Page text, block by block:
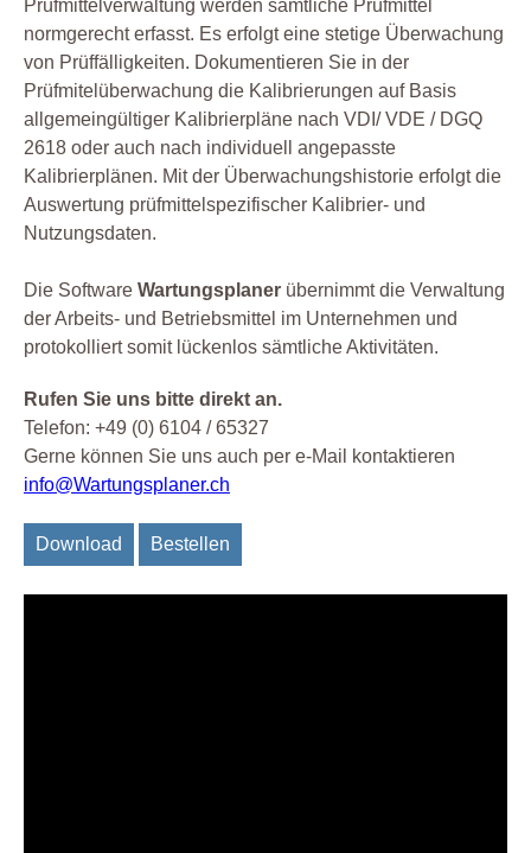
Prüfmittelverwaltung werden sämtliche Prüfmittel
normgerecht erfasst. Es erfolgt eine stetige Überwachung
von Prüffälligkeiten. Dokumentieren Sie in der
Prüfmitelüberwachung die Kalibrierungen auf Basis
allgemeingültiger Kalibrierpläne nach VDI/ VDE / DGQ
2618 oder auch nach individuell angepasste
Kalibrierplänen. Mit der Überwachungshistorie erfolgt die
Auswertung prüfmittelspezifischer Kalibrier- und
Nutzungsdaten.
Die Software Wartungsplaner übernimmt die Verwaltung
der Arbeits- und Betriebsmittel im Unternehmen und
protokolliert somit lückenlos sämtliche Aktivitäten.
Rufen Sie uns bitte direkt an.
Telefon: +49 (0) 6104 / 65327
Gerne können Sie uns auch per e-Mail kontaktieren
info@Wartungsplaner.ch
Download Bestellen